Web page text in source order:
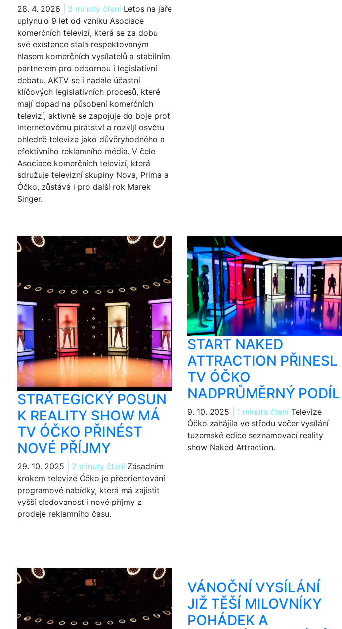
28. 4. 2026 3 minuty čtení Letos na jaře
uplynulo 9 let od vzniku Asociace
komerčních televizí, která se za dobu
své existence stala respektovaným
hlasem komerčních vysílatelů a stabilním
partnerem pro odbornou i legislativní
debatu. AKTV se i nadále účastní
klíčových legislativních procesů, které
mají dopad na působení komerčních
televizí, aktivně se zapojuje do boje proti
internetovému pirátství a rozvíjí osvětu
ohledně televize jako důvěryhodného a
efektivního reklamního média. V čele
Asociace komerčních televizí, která
sdružuje televizní skupiny Nova, Prima a
Óčko, zůstává i pro další rok Marek
Singer.
STRATEGICKÝ POSUN
K REALITY SHOW MÁ
TV ÓČKO PŘINÉST
NOVÉ PŘÍJMY
29. 10. 2025 2 minuty čtení Zásadním
krokem televize Óčko je přeorientování
programové nabídky, která má zajistit
vyšší sledovanost i nové příjmy z
prodeje reklamního času.
START NAKED
ATTRACTION PŘINESL
TV ÓČKO
NADPRŮMĚRNÝ PODÍL
9. 10. 2025 1 minuta čteníTelevize
Óčko zahájila ve středu večer vysílání
tuzemské edice seznamovací reality
show Naked Attraction.
VÁNOČNÍ VYSÍLÁNÍ
JIŽ TĚŠÍ MILOVNÍKY
POHÁDEK A